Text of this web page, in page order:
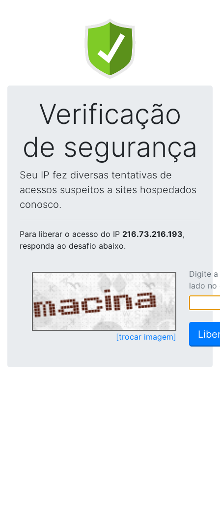
Verificação
de segurança
Seu IP fez diversas tentativas de
acessos suspeitos a sites hospedados
conosco.
Para liberar o acesso do IP 216.73.216.193,
responda ao desafio abaixo.
[trocar imagem]
Digite
lado no